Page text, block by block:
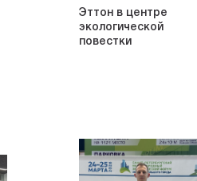
Эттон в центре
экологической
повестки